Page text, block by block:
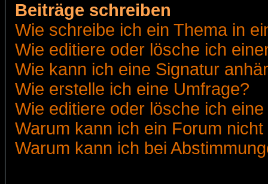
Beiträge schreiben
Wie schreibe ich ein Thema in
Wie editiere oder lösche ich
Wie kann ich eine Signatur
Wie erstelle ich eine Umfrage?
Wie editiere oder lösche ich
Warum kann ich ein Forum
Warum kann ich bei